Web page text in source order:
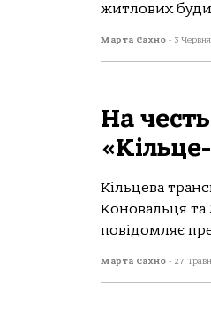
житлoвих
Марта Сахно - 3
На
Кільцева
Коновальця та
повідомляє
Марта Сахно - 27